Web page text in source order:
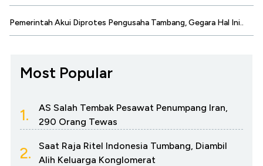
Pemerintah Akui Diprotes Pengusaha Tambang, Gegara Hal Ini..
Most Popular
1.
AS Salah Tembak Pesawat Penumpang Iran,
290 Orang Tewas
2.
Saat Raja Ritel Indonesia Tumbang, Diambil
Alih Keluarga Konglomerat